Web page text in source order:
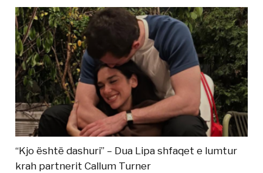
“Kjo është dashuri” – Dua Lipa shfaqet e lumtur
krah partnerit Callum Turner